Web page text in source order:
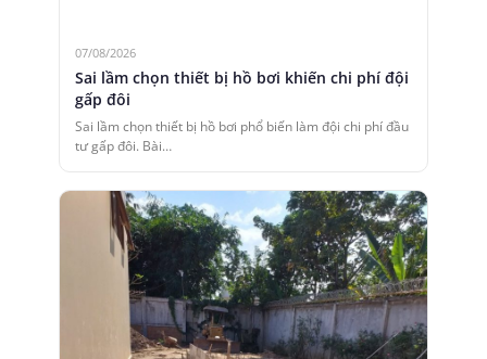
07/08/2026
Sai lầm chọn thiết bị hồ bơi khiến chi phí đội
gấp đôi
Sai lầm chọn thiết bị hồ bơi phổ biến làm đội chi phí đầu
tư gấp đôi. Bài…